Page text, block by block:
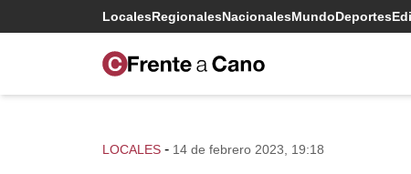
LocalesRegionalesNacionalesMundoDeportes
LOCALES - 14 de febrero 2023, 19:18